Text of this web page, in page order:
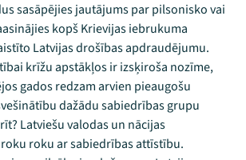
sasāpējies jautājums par pilsonisko vai
kopš Krievijas iebrukuma
Latvijas drošības apdraudējumu.
krīžu apstākļos ir izsķiroša nozīme,
gados redzam arvien pieaugošu
dažādu sabiedrības grupu
Latviešu valodas un nācijas
roku ar sabiedrības attīstību.